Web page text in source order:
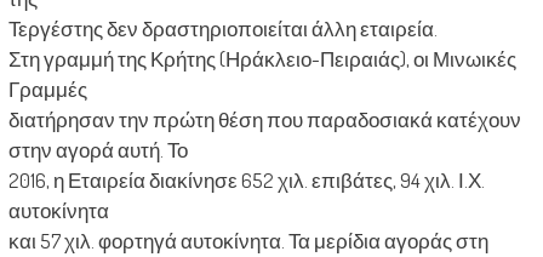
Τεργέστης δεν δραστηριοποιείται άλλη εταιρεία.
Στη γραμμή της Κρήτης (Ηράκλειο-Πειραιάς), οι Μινωικές
Γραμμές
διατήρησαν την πρώτη θέση που παραδοσιακά κατέχουν
στην αγορά αυτή. Το
2016, η Εταιρεία διακίνησε 652 χιλ. επιβάτες, 94 χιλ. Ι.Χ.
αυτοκίνητα
και 57 χιλ. φορτηγά αυτοκίνητα. Τα μερίδια αγοράς στη